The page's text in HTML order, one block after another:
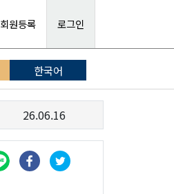
회원등록 로그인
한국어
26.06.16